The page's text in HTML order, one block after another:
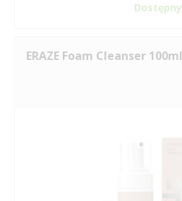
Dostępny
ERAZE Foam Cleanser 100ml